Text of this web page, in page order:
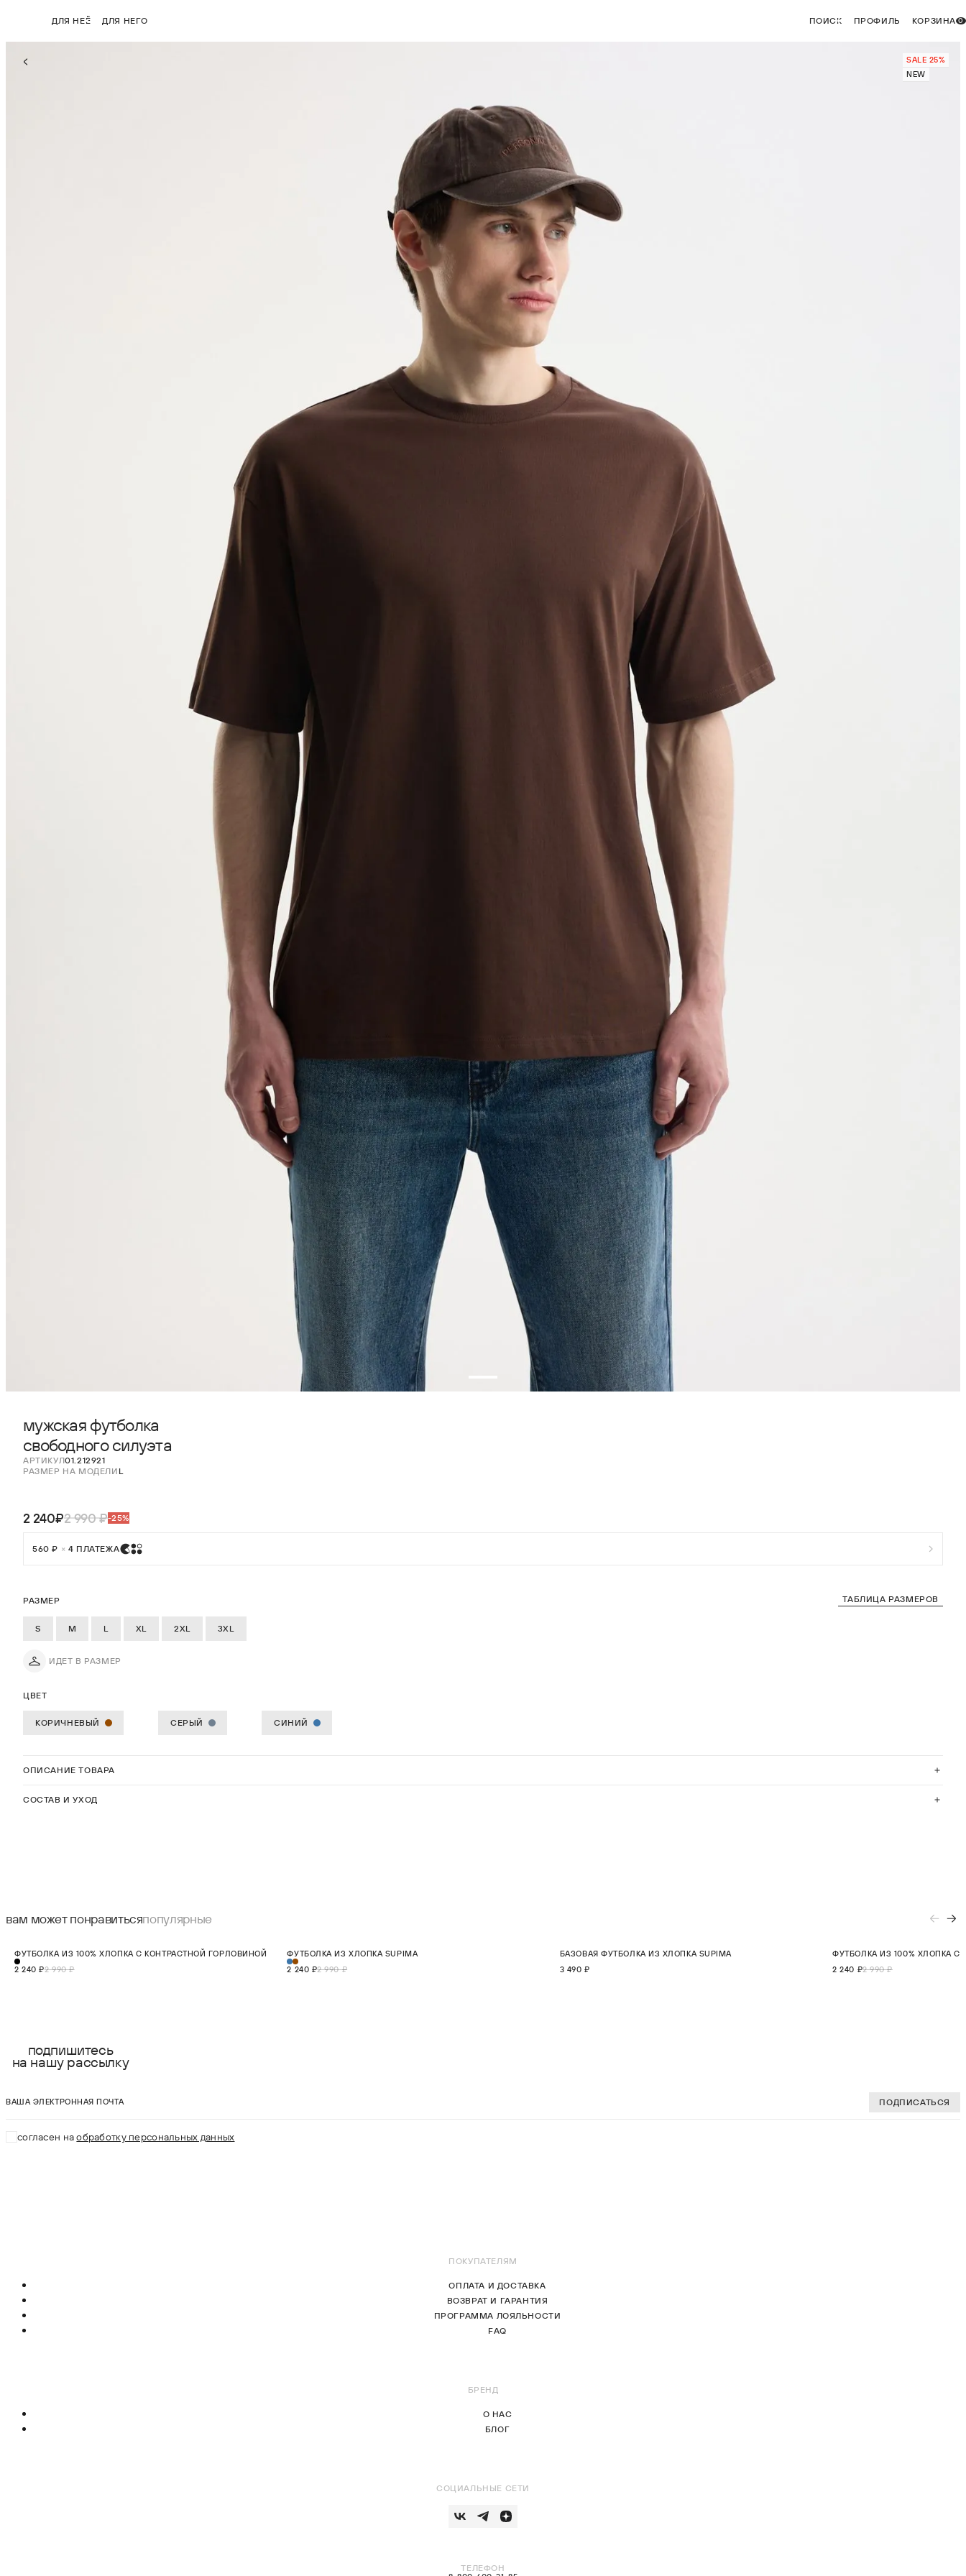
ДЛЯ НЕЁ ДЛЯ НЕГО ПОИСК ПРОФИЛЬ КОРЗИНА 0
SALE 25%
NEW
мужская футболка
свободного силуэта
АРТИКУЛ01.212921
РАЗМЕР НА МОДЕЛИ L
ОПИСАНИЕ ТОВАРА
СОСТАВ И УХОД
РАЗМЕР ТАБЛИЦА РАЗМЕРОВ
S M L XL 2XL 3XL
ИДЕТ В РАЗМЕР
ЦВЕТ
КОРИЧНЕВЫЙ СЕРЫЙ СИНИЙ
2 240₽2 990 ₽-25%
560 ₽ × 4 ПЛАТЕЖА
вам может понравитьсяпопулярные
НОВИНКА
S M L XL 2XL
ФУТБОЛКА ИЗ 100% ХЛОПКА С КОНТРАСТНОЙ ГОРЛОВИНОЙ
2 240 ₽2 990 ₽
НОВИНКА
S M L
ФУТБОЛКА ИЗ ХЛОПКА SUPIMA
2 240 ₽2 990 ₽
S M L XL 2XL
БАЗОВАЯ ФУТБОЛКА ИЗ ХЛОПКА SUPIMA
3 490 ₽
S M L
ФУТБОЛКА ИЗ 100% ХЛОПКА
2 240 ₽2 990 ₽
подпишитесь
на нашу рассылку
ПОДПИСАТЬСЯ
согласен наобработку персональных данных
СОЦИАЛЬНЫЕ СЕТИ
ТЕЛЕФОН
ПОКУПАТЕЛЯМ
ОПЛАТА И ДОСТАВКА
ВОЗВРАТ И ГАРАНТИЯ
ПРОГРАММА ЛОЯЛЬНОСТИ
FAQ
БРЕНД
О НАС
БЛОГ